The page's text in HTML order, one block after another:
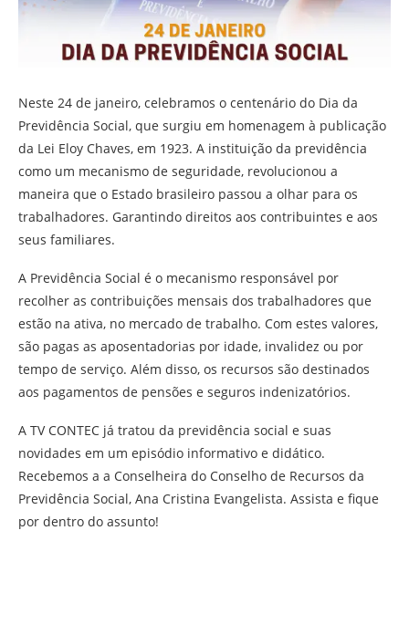
Neste 24 de janeiro, celebramos o centenário do Dia da
Previdência Social, que surgiu em homenagem à publicação
da Lei Eloy Chaves, em 1923. A instituição da previdência
como um mecanismo de seguridade, revolucionou a
maneira que o Estado brasileiro passou a olhar para os
trabalhadores. Garantindo direitos aos contribuintes e aos
seus familiares.
A Previdência Social é o mecanismo responsável por
recolher as contribuições mensais dos trabalhadores que
estão na ativa, no mercado de trabalho. Com estes valores,
são pagas as aposentadorias por idade, invalidez ou por
tempo de serviço. Além disso, os recursos são destinados
aos pagamentos de pensões e seguros indenizatórios.
A TV CONTEC já tratou da previdência social e suas
novidades em um episódio informativo e didático.
Recebemos a a Conselheira do Conselho de Recursos da
Previdência Social, Ana Cristina Evangelista. Assista e fique
por dentro do assunto!